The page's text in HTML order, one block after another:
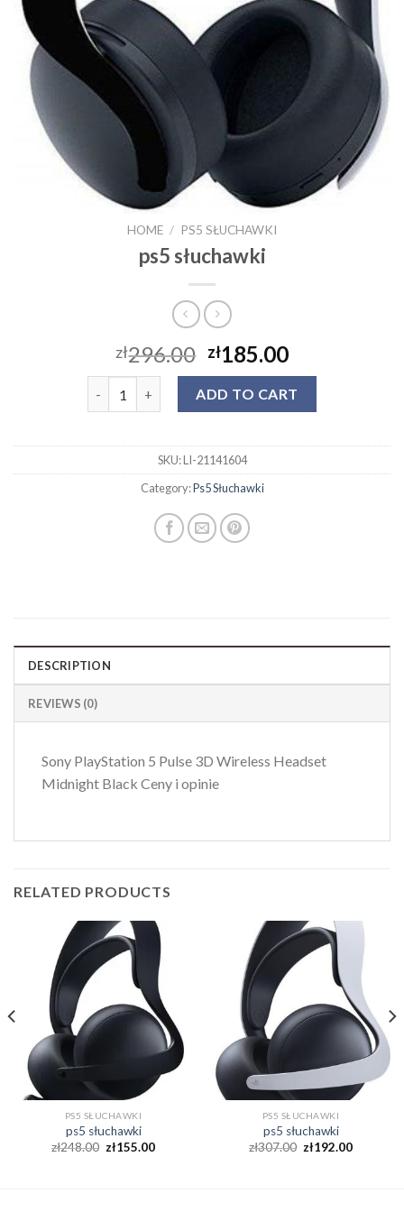
HOME / PS5 SŁUCHAWKI
ps5 słuchawki
zł296.00 zł185.00
ADD TO CART
SKU:LI-21141604
Category:Ps5 Słuchawki
DESCRIPTION
REVIEWS (0)
Sony PlayStation 5 Pulse 3D Wireless Headset
Midnight Black Ceny i opinie
RELATED PRODUCTS
PS5 SŁUCHAWKI
ps5 słuchawki
zł248.00 zł155.00
PS5 SŁUCHAWKI
ps5 słuchawki
zł307.00 zł192.00